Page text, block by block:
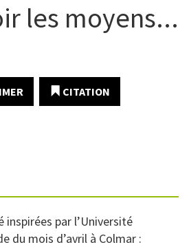
les moyens...
CITATION
par l’Université
du mois d’avril à Colmar :